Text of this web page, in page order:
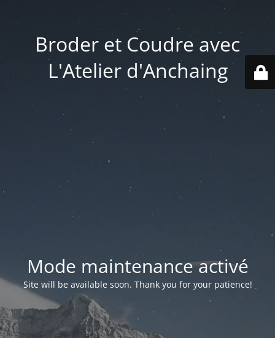
Broder et Coudre avec
L'Atelier d'Anchaing
Mode maintenance activé
Site will be available soon. Thank you for your patience!